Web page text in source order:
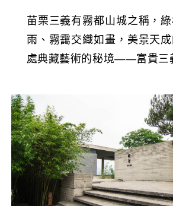
苗栗三義有霧都山城之稱，
雨、霧靄交織如畫，美景天
處典藏藝術的秘境——富貴三